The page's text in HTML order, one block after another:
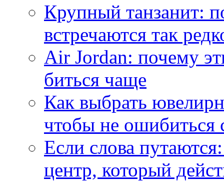
Крупный танзанит:
встречаются так
Air Jordan: почему
биться чаще
Как выбрать
чтобы не ошибиться
Если слова
центр, который